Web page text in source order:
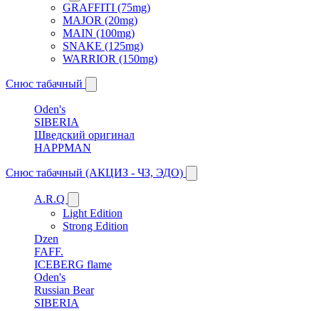
GRAFFITI (75mg)
MAJOR (20mg)
MAIN (100mg)
SNAKE (125mg)
WARRIOR (150mg)
Снюс табачный
Oden's
SIBERIA
Шведский оригинал
HAPPMAN
Снюс табачный (АКЦИЗ - ЧЗ, ЭДО)
A.R.Q
Light Edition
Strong Edition
Dzen
FAFF.
ICEBERG flame
Oden's
Russian Bear
SIBERIA